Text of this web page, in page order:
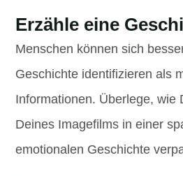
Erzähle eine
Menschen können sich
Geschichte identifizieren als
Informationen. Überlege, wie
Deines Imagefilms in einer
emotionalen Geschichte